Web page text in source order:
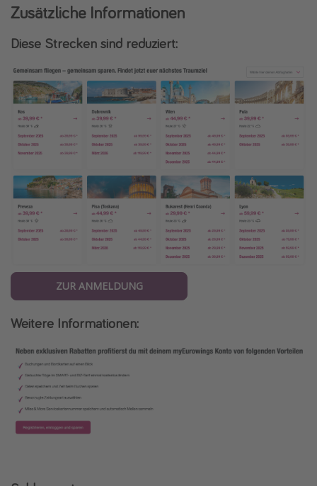
Zusätzliche Informationen
Diese Strecken sind reduziert:
ZUR ANMELDUNG
Weitere Informationen: